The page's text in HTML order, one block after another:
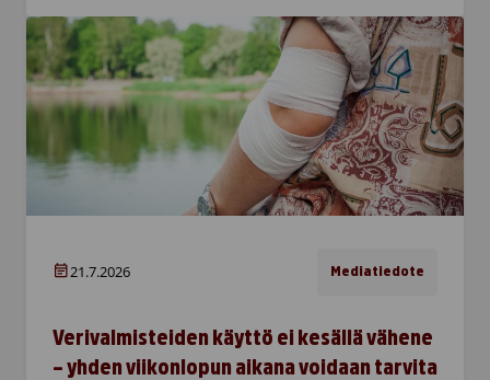
21.7.2026 Mediatiedote
Verivalmisteiden käyttö ei kesällä vähene
– yhden viikonlopun aikana voidaan tarvita